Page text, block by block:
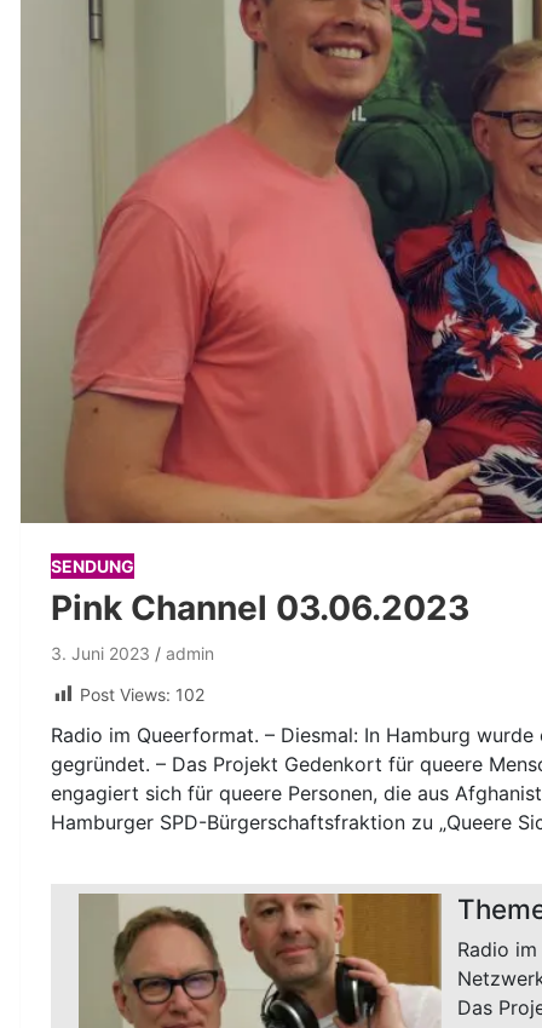
SENDUNG
Pink Channel 03.06.2023
3. Juni 2023
admin
Post Views: 102
Radio im Queerformat. – Diesmal: In Hamburg
gegründet. – Das Projekt Gedenkort für queere
engagiert sich für queere Personen, die aus
Hamburger SPD-Bürgerschaftsfraktion zu „Queere
Radio
Das